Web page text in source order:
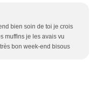
bien soin de toi je crois
muffins je les avais vu
bon week-end bisous